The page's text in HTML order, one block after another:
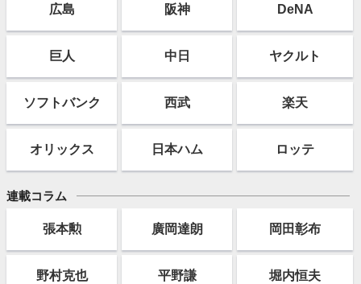
広島 阪神 DeNA
巨人 中日 ヤクルト
ソフト バンク 西武 楽天
オリックス 日本ハム ロッテ
連載コラム
張本勲 廣岡達朗 岡田彰布
野村克也 平野謙 堀内恒夫